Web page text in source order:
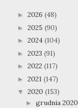
► 2026 (48)
► 2025 (90)
► 2024 (104)
► 2023 (91)
► 2022 (117)
► 2021 (147)
▼ 2020 (153)
► grudnia 2020